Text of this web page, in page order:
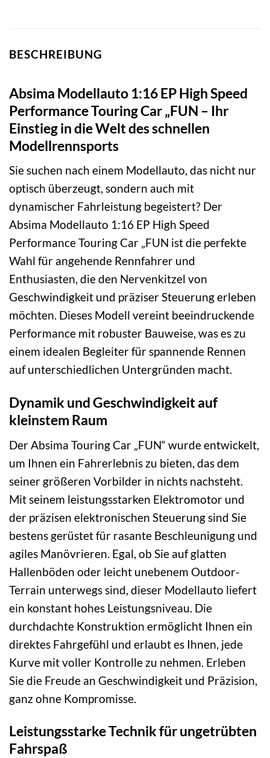
BESCHREIBUNG
Absima Modellauto 1:16 EP High Speed
Performance Touring Car „FUN – Ihr
Einstieg in die Welt des schnellen
Modellrennsports
Sie suchen nach einem Modellauto, das nicht nur
optisch überzeugt, sondern auch mit
dynamischer Fahrleistung begeistert? Der
Absima Modellauto 1:16 EP High Speed
Performance Touring Car „FUN ist die perfekte
Wahl für angehende Rennfahrer und
Enthusiasten, die den Nervenkitzel von
Geschwindigkeit und präziser Steuerung erleben
möchten. Dieses Modell vereint beeindruckende
Performance mit robuster Bauweise, was es zu
einem idealen Begleiter für spannende Rennen
auf unterschiedlichen Untergründen macht.
Dynamik und Geschwindigkeit auf
kleinstem Raum
Der Absima Touring Car „FUN“ wurde entwickelt,
um Ihnen ein Fahrerlebnis zu bieten, das dem
seiner größeren Vorbilder in nichts nachsteht.
Mit seinem leistungsstarken Elektromotor und
der präzisen elektronischen Steuerung sind Sie
bestens gerüstet für rasante Beschleunigung und
agiles Manövrieren. Egal, ob Sie auf glatten
Hallenböden oder leicht unebenem Outdoor-
Terrain unterwegs sind, dieser Modellauto liefert
ein konstant hohes Leistungsniveau. Die
durchdachte Konstruktion ermöglicht Ihnen ein
direktes Fahrgefühl und erlaubt es Ihnen, jede
Kurve mit voller Kontrolle zu nehmen. Erleben
Sie die Freude an Geschwindigkeit und Präzision,
ganz ohne Kompromisse.
Leistungsstarke Technik für ungetrübten
Fahrspaß